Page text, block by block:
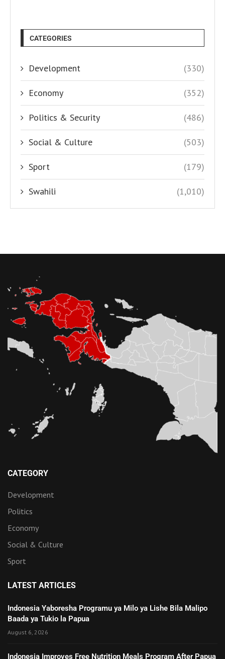
CATEGORIES
Development (330)
Economy (352)
Politics & Security (486)
Social & Culture (503)
Sport (179)
Swahili (1,010)
CATEGORY
Development
Politics
Economy
Social & Culture
Sport
LATEST ARTICLES
Indonesia Yaboresha Programu ya Milo ya Lishe Bila Malipo
Baada ya Tukio la Papua
August 6, 2026
Indonesia Improves Free Nutrition Meals Program After Papua